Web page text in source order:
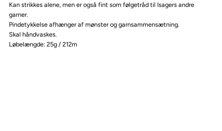
Kan strikkes alene, men er også fint som følgetråd til Isagers andre
garner.
Pindetykkelse afhænger af mønster og garnsammensætning.
Skal håndvaskes.
Løbelængde: 25g / 212m